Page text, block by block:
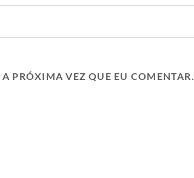
PRÓXIMA VEZ QUE EU COMENTAR.